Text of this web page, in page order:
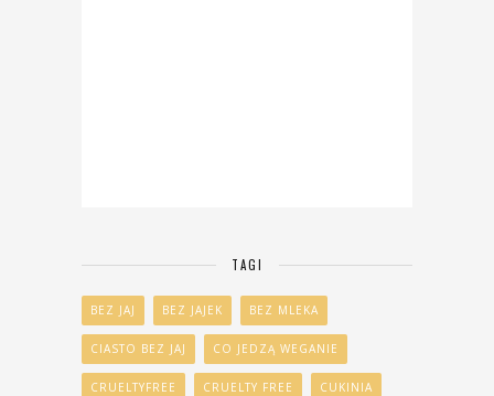
TAGI
BEZ JAJ BEZ JAJEK BEZ MLEKA
CIASTO BEZ JAJ CO JEDZĄ WEGANIE
CRUELTYFREE CRUELTY FREE CUKINIA